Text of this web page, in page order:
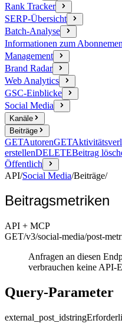
Rank Tracker
SERP-Übersicht
Batch-Analyse
Informationen zum
Management
Brand Radar
Web Analytics
GSC-Einblicke
Social Media
Kanäle
Beiträge
GETAutorenGET
erstellenDELETEBeitrag
Öffentlich
API/Social Media/Beiträge/
Beitragsmetriken
API + MCP
GET/v3/social-media/post-
Anfragen an diesen
verbrauchen keine API-
Query-Parameter
external_post_idstring